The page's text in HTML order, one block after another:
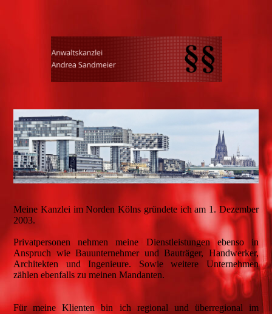
Meine Kanzlei im Norden Kölns gründete ich am 1. Dezember
2003.
Privatpersonen nehmen meine Dienstleistungen ebenso in
Anspruch wie Bauunternehmer und Bauträger, Handwerker,
Architekten und Ingenieure. Sowie weitere Unternehmen
zählen ebenfalls zu meinen Mandanten.
Für meine Klienten bin ich regional und überregional im